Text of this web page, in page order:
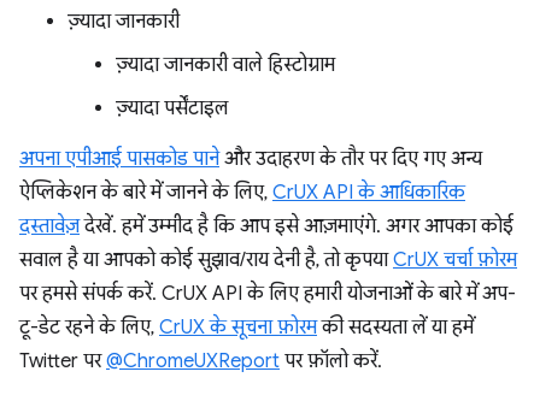
ज़्यादा जानकारी
ज़्यादा जानकारी वाले हिस्टोग्राम
ज़्यादा पर्सेंटाइल
अपना एपीआई पासकोड पानेऔर उदाहरण के तौर पर दिए गए अन्य
ऐप्लिकेशन के बारे में जानने के लिए, CrUX API के आधिकारिक
दस्तावेज़देखें. हमें उम्मीद है कि आप इसे आज़माएंगे. अगर आपका कोई
सवाल है या आपको कोई सुझाव/राय देनी है, तो कृपयाCrUX चर्चा फ़ोरम
पर हमसे संपर्क करें. CrUX API के लिए हमारी योजनाओं के बारे में अप-
टू-डेट रहने के लिए, CrUX के सूचना फ़ोरमकी सदस्यता लें या हमें
Twitter पर@ChromeUXReport पर फ़ॉलो करें.